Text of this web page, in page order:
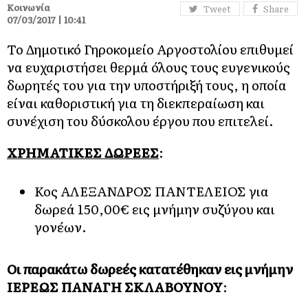
Tweet Share
Κοινωνία
07/03/2017 | 10:41
Το Δημοτικό Γηροκομείο Αργοστολίου επιθυμεί
να ευχαριστήσει θερμά όλους τους ευγενικούς
δωρητές του για την υποστήριξή τους, η οποία
είναι καθοριστική για τη διεκπεραίωση και
συνέχιση του δύσκολου έργου που επιτελεί.
ΧΡΗΜΑΤΙΚΕΣ ΔΩΡΕΕΣ:
Κος ΑΛΕΞΑΝΔΡΟΣ ΠΑΝΤΕΛΕΙΟΣ για
δωρεά 150,00€ εις μνήμην συζύγου και
γονέων.
Οι παρακάτω δωρεές κατατέθηκαν εις μνήμην
ΙΕΡΕΩΣ ΠΑΝΑΓΗ ΣΚΛΑΒΟΥΝΟΥ: